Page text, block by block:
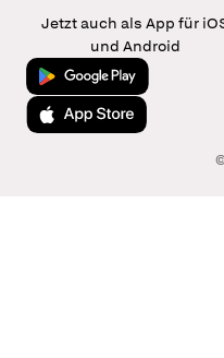
Jetzt auch als App für
und Android
Jetzt bei Google Play
Laden im App Store